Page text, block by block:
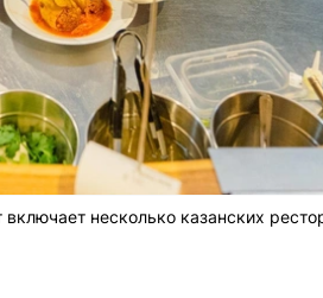
несколько казанских